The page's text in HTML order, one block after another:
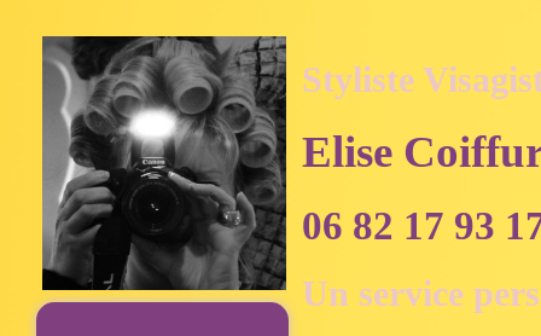
Styliste
Elise
06 82 17 93
Un service